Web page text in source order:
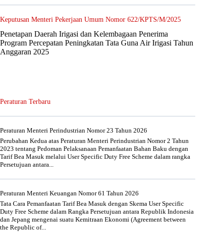
Keputusan Menteri Pekerjaan Umum Nomor 622/KPTS/M/2025
Penetapan Daerah Irigasi dan Kelembagaan Penerima
Program Percepatan Peningkatan Tata Guna Air Irigasi Tahun
Anggaran 2025
Peraturan Terbaru
Peraturan Menteri Perindustrian Nomor 23 Tahun 2026
Perubahan Kedua atas Peraturan Menteri Perindustrian Nomor 2 Tahun
2023 tentang Pedoman Pelaksanaan Pemanfaatan Bahan Baku dengan
Tarif Bea Masuk melalui User Specific Duty Free Scheme dalam rangka
Persetujuan antara...
Peraturan Menteri Keuangan Nomor 61 Tahun 2026
Tata Cara Pemanfaatan Tarif Bea Masuk dengan Skema User Specific
Duty Free Scheme dalam Rangka Persetujuan antara Republik Indonesia
dan Jepang mengenai suatu Kemitraan Ekonomi (Agreement between
the Republic of...